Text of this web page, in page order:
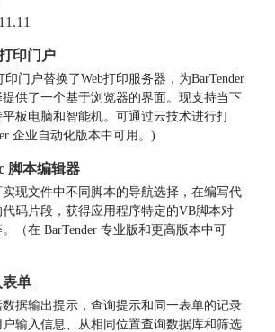
印门户
印门户替换了Web打印服务器，为BarTender
供了一个基于浏览器的界面。现支持当下
板电脑和智能机。可通过云技术进行打
企业自动化版本中可用。)
脚本编辑器
现文件中不同脚本的导航选择，在编写代
码片段，获得应用程序特定的VB脚本对
（在 BarTender 专业版和更高版本中可
表单
据输出提示，查询提示和同一表单的记录
输入信息、从相同位置查询数据库和筛选